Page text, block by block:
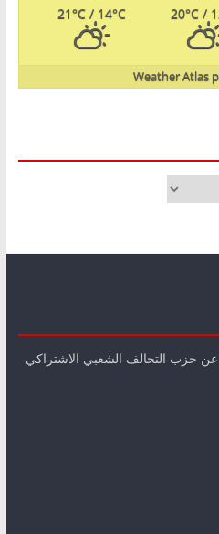
20°C /
21°C / 14°C
Weather Atlas
حزب التحالف الشعبي الاشتراكي